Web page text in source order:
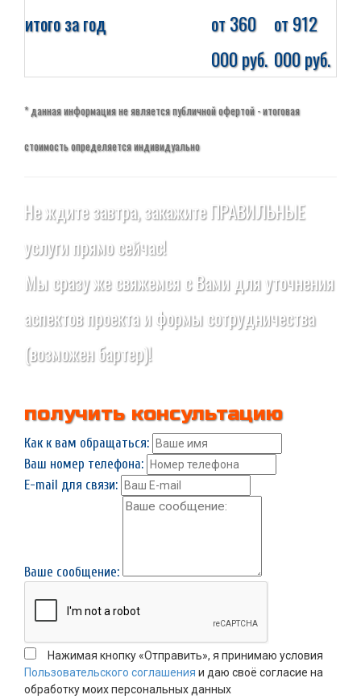
итого за год
от 360
000 руб.
от 912
000 руб.
* данная информация не является публичной офертой - итоговая
стоимость определяется индивидуально
Не ждите завтра, закажите ПРАВИЛЬНЫЕ
услуги прямо сейчас!
Мы сразу же свяжемся с Вами для уточнения
аспектов проекта и формы сотрудничества
(возможен бартер)!
получить консультацию
Как к вам обращаться:
Ваш номер телефона:
E-mail для связи:
Ваше сообщение:
Нажимая кнопку «Отправить», я принимаю условия
Пользовательского соглашения и даю своё согласие на
обработку моих персональных данных